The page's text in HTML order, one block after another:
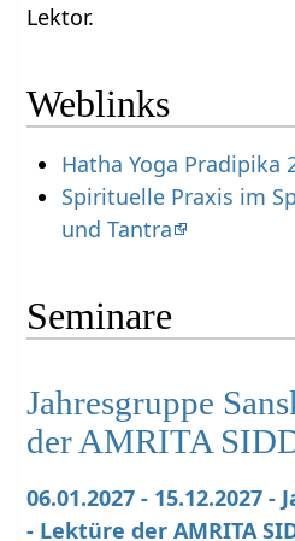
Lektor.
Weblinks
Hatha Yoga Pradipika
Spirituelle Praxis im
und Tantra
Seminare
Jahresgruppe
der AMRITA
06.01.2027 - 15.12.2027
- Lektüre der AMRITA